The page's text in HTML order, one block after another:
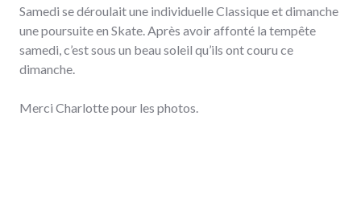
Samedi se déroulait une individuelle Classique et dimanche
une poursuite en Skate. Après avoir affonté la tempête
samedi, c’est sous un beau soleil qu’ils ont couru ce
dimanche.
Merci Charlotte pour les photos.